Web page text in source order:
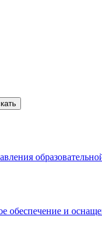
обеспечение и